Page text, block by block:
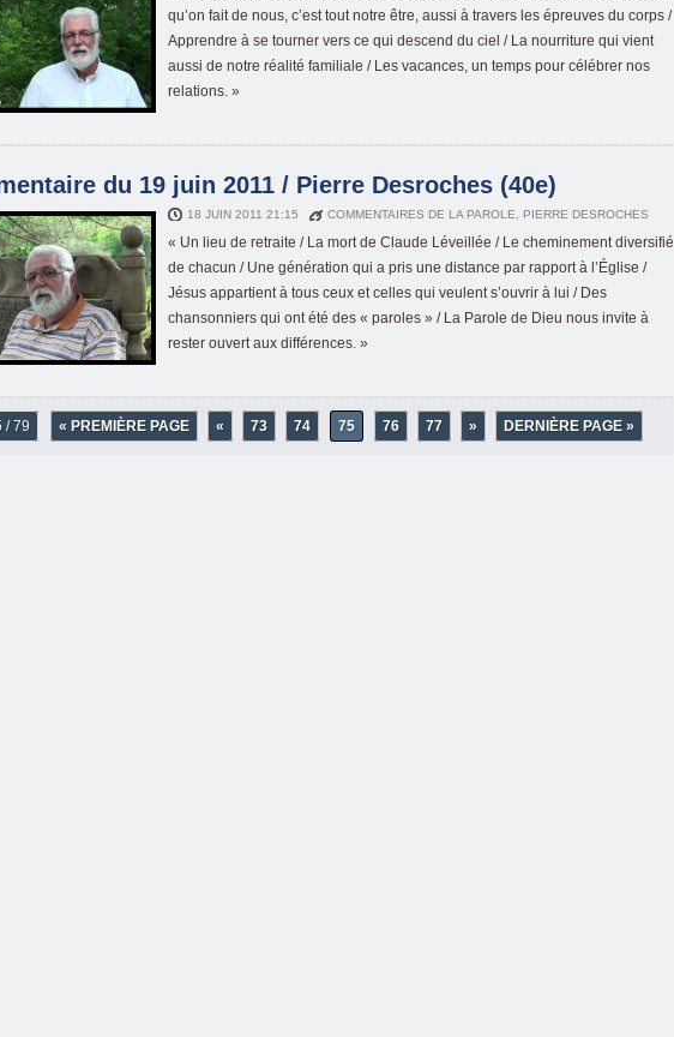
qu’on fait de nous, c’est tout notre être, aussi à travers les épreuves du corps /
Apprendre à se tourner vers ce qui descend du ciel / La nourriture qui vient
aussi de notre réalité familiale / Les vacances, un temps pour célébrer nos
relations. »
du 19 juin 2011 / Pierre Desroches (40e)
18 JUIN 2011 21:15 COMMENTAIRES DE LA PAROLE PIERRE DESROCHES
« Un lieu de retraite / La mort de Claude Léveillée / Le cheminement diversifié
de chacun / Une génération qui a pris une distance par rapport à l’Église /
Jésus appartient à tous ceux et celles qui veulent s’ouvrir à lui / Des
chansonniers qui ont été des « paroles » / La Parole de Dieu nous invite à
rester ouvert aux différences. »
/ 79 « PREMIÈRE PAGE « 73 74 75 76 77 » DERNIÈRE PAGE »